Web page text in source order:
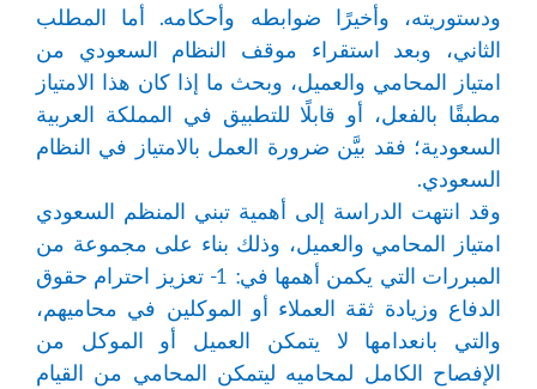
ودستوريته، وأخيرًا ضوابطه وأحكامه. أما المطلب
الثاني، وبعد استقراء موقف النظام السعودي من
امتياز المحامي والعميل، وبحث ما إذا كان هذا الامتياز
مطبقًا بالفعل، أو قابلًا للتطبيق في المملكة العربية
السعودية؛ فقد بيَّن ضرورة العمل بالامتياز في النظام
السعودي.
وقد انتهت الدراسة إلى أهمية تبني المنظم السعودي
امتياز المحامي والعميل، وذلك بناء على مجموعة من
المبررات التي يكمن أهمها في: 1- تعزيز احترام حقوق
الدفاع وزيادة ثقة العملاء أو الموكلين في محاميهم،
والتي بانعدامها لا يتمكن العميل أو الموكل من
الإفصاح الكامل لمحاميه ليتمكن المحامي من القيام